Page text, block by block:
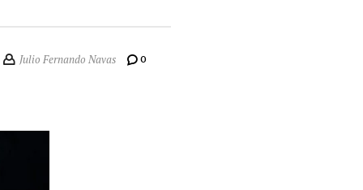
Julio Fernando Navas 0